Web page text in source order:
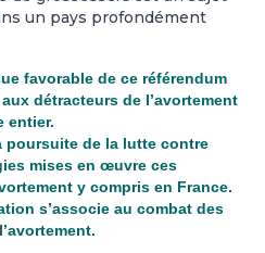
un pays profondément
favorable de ce référendum
détracteurs de l’avortement
entier.
poursuite de la lutte contre
mises en œuvre ces
y compris en France.
s’associe au combat des